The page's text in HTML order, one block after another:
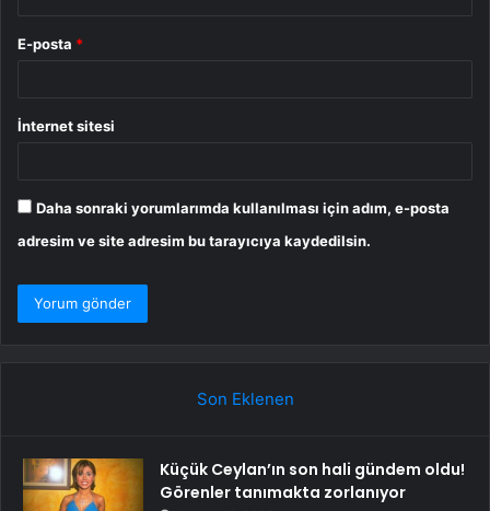
E-posta *
İnternet sitesi
Daha sonraki yorumlarımda kullanılması için adım, e-posta
adresim ve site adresim bu tarayıcıya kaydedilsin.
Son Eklenen
Küçük Ceylan’ın son hali gündem oldu!
Görenler tanımakta zorlanıyor